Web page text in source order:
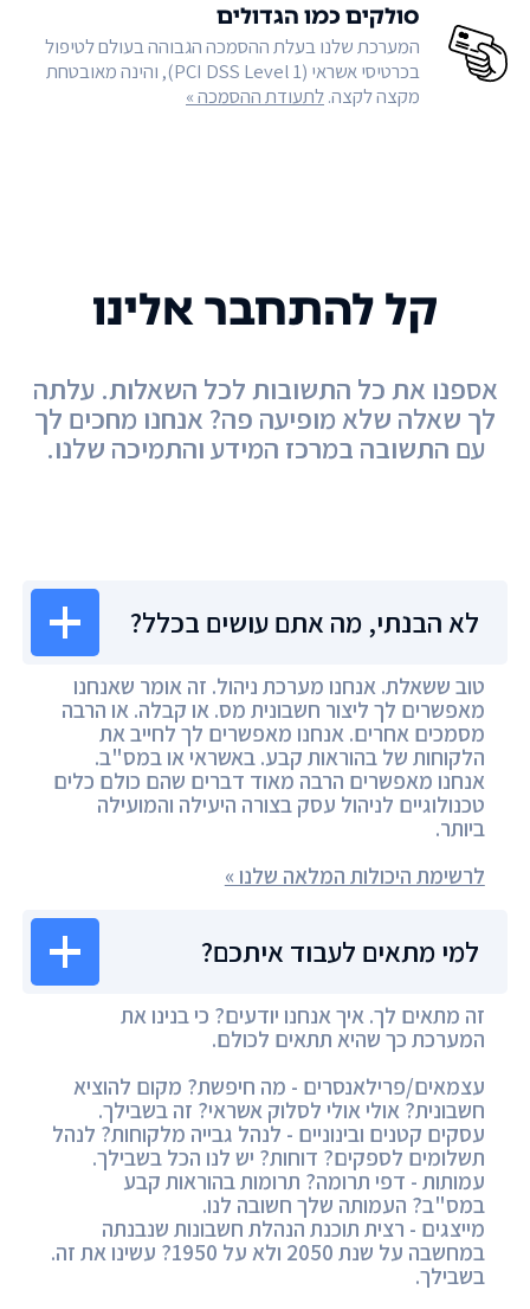
סולקים כמו הגדולים
המערכת שלנו בעלת ההסמכה הגבוהה בעולם לטיפול
בכרטיסי אשראי (PCI DSS Level 1), והינה מאובטחת
מקצה לקצה.לתעודת ההסמכה »
לא הבנתי, מה אתם עושים בכלל?
טוב ששאלת. אנחנו מערכת ניהול. זה אומר שאנחנו
מאפשרים לך ליצור חשבונית מס. או קבלה. או הרבה
מסמכים אחרים. אנחנו מאפשרים לך לחייב את
הלקוחות של בהוראות קבע. באשראי או במס"ב.
אנחנו מאפשרים הרבה מאוד דברים שהם כולם כלים
טכנולוגיים לניהול עסק בצורה היעילה והמועילה
ביותר.
לרשימת היכולות המלאה שלנו »
למי מתאים לעבוד איתכם?
זה מתאים לך. איך אנחנו יודעים? כי בנינו את
המערכת כך שהיא תתאים לכולם.
עצמאים/פרילאנסרים - מה חיפשת? מקום להוציא
חשבונית? אולי אולי לסלוק אשראי? זה בשבילך.
עסקים קטנים ובינוניים - לנהל גבייה מלקוחות? לנהל
תשלומים לספקים? דוחות? יש לנו הכל בשבילך.
עמותות - דפי תרומה? תרומות בהוראות קבע
במס"ב? העמותה שלך חשובה לנו.
מייצגים - רצית תוכנת הנהלת חשבונות שנבנתה
במחשבה על שנת 2050 ולא על 1950? עשינו את זה.
בשבילך.
קל להתחבר אלינו
אספנו את כל התשובות לכל השאלות. עלתה
לך שאלה שלא מופיעה פה? אנחנו מחכים לך
עם התשובה במרכז המידע והתמיכה שלנו.